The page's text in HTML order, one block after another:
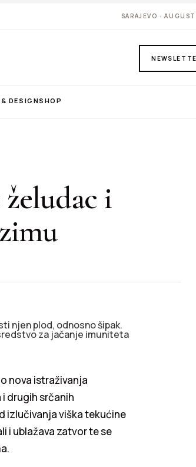
SARAJEVO ·
DESIGNSHOP
i
njen plod, odnosno šipak.
za jačanje imuniteta
nova istraživanja
drugih srčanih
izlučivanja viška tekućine
i ublažava zatvor te se